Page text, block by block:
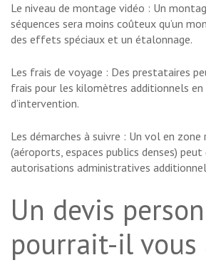
Le niveau de montage vidéo : Un
séquences sera moins coûteux qu’un
des effets spéciaux et un étalonnage.
Les frais de voyage : Des prestataires
frais pour les kilomètres additionnels en
d’intervention.
Les démarches à suivre : Un vol en
(aéroports, espaces publics denses) peut
autorisations administratives
Un devis
pourrait-il vous